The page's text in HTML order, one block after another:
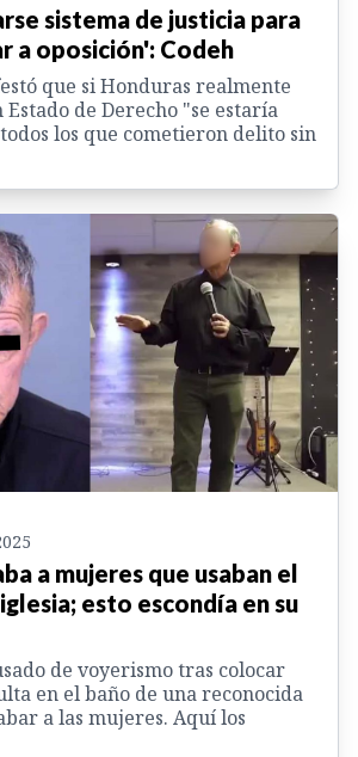
sistema de justicia para
a oposición': Codeh
que si Honduras realmente
de Derecho "se estaría
los que cometieron delito sin
a mujeres que usaban el
esto escondía en su
de voyerismo tras colocar
en el baño de una reconocida
a las mujeres. Aquí los